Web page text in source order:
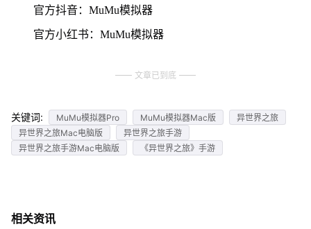
官方抖音：MuMu模拟器
官方小红书：MuMu模拟器
文章已到底
关键词: MuMu模拟器Pro MuMu模拟器Mac版
异世界之旅
异世界之旅Mac电脑版
异世界之旅手游
异世界之旅手游Mac电脑版
《异世界之旅》手游
相关资讯